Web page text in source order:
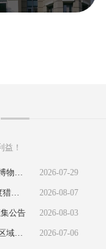
益！
2026-07-29
2026-08-07
公告 2026-08-03
2026-07-06